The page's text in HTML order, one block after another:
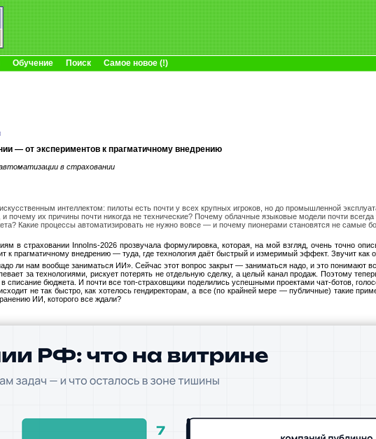
Обучение Поиск Самое новое (!)
— от экспериментов к прагматичному внедрению
в страховании
интеллектом: пилоты есть почти у всех крупных игроков, но до промышленной
почему их причины почти никогда не технические? Почему облачные языковые модели почти
Какие процессы автоматизировать не нужно вовсе — и почему пионерами становятся не самые
в страховании InnoIns-2026 прозвучала формулировка, которая, на мой взгляд, очень точно
к прагматичному внедрению — туда, где технология даёт быстрый и измеримый эффект. Звучит как
ли нам вообще заниматься ИИ». Сейчас этот вопрос закрыт — заниматься надо, и это понимают
за технологиями, рискует потерять не отдельную сделку, а целый канал продаж. Поэтому
в списание бюджета. И почти все топ-страховщики поделились успешными проектами чат-ботов,
не так быстро, как хотелось гендиректорам, а все (по крайней мере — публичные) такие
ИИ, которого все ждали?